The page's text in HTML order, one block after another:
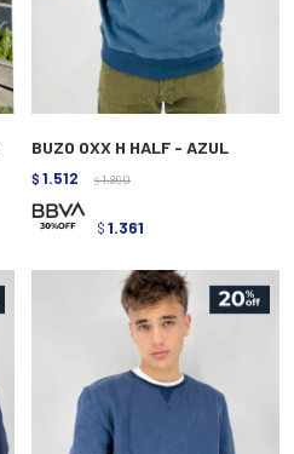
BUZO OXX H HALF - AZUL
$ 1.512 $ 1.890
$ 1.361